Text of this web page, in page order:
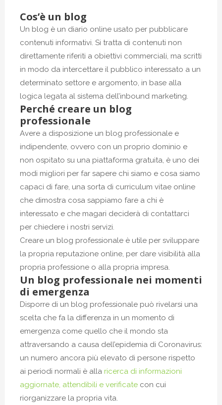
Cos’è un blog
Un blog è un diario online usato per pubblicare
contenuti informativi. Si tratta di contenuti non
direttamente riferiti a obiettivi commerciali, ma scritti
in modo da intercettare il pubblico interessato a un
determinato settore e argomento, in base alla
logica legata al sistema dell’inbound marketing.
Perché creare un blog
professionale
Avere a disposizione un blog professionale e
indipendente, ovvero con un proprio dominio e
non ospitato su una piattaforma gratuita, è uno dei
modi migliori per far sapere chi siamo e cosa siamo
capaci di fare, una sorta di curriculum vitae online
che dimostra cosa sappiamo fare a chi è
interessato e che magari deciderà di contattarci
per chiedere i nostri servizi.
Creare un blog professionale è utile per sviluppare
la propria reputazione online, per dare visibilità alla
propria professione o alla propria impresa.
Un blog professionale nei momenti
di emergenza
Disporre di un blog professionale può rivelarsi una
scelta che fa la differenza in un momento di
emergenza come quello che il mondo sta
attraversando a causa dell’epidemia di Coronavirus:
un numero ancora più elevato di persone rispetto
ai periodi normali è alla ricerca di informazioni
aggiornate, attendibili e verificatecon cui
riorganizzare la propria vita.